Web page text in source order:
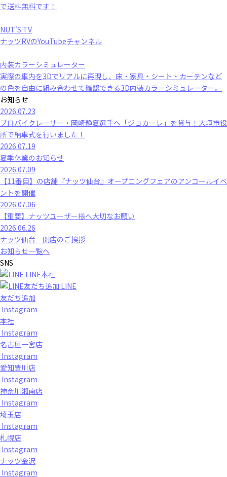
で送料無料です！
NUT'S TV
ナッツRVのYouTubeチャンネル
内装カラーシミュレーター
実際の車内を3Dでリアルに再現し、床・家具・シート・カーテンなど
の色を自由に組み合わせて確認できる3D内装カラーシミュレーター。
お知らせ
2026.07.23
プロバイクレーサー・岡崎静夏選手へ「ジョカーレ」を貸与！大垣市役
所で納車式を行いました！
2026.07.19
夏季休業のお知らせ
2026.07.09
【11番目】の店舗『ナッツ仙台』オープニングフェアのアンコールイベ
ントを開催
2026.07.06
【重要】ナッツユーザー様へ大切なお願い
2026.06.26
ナッツ仙台 開店のご挨拶
お知らせ一覧へ
SNS
LINE本社
LINE
友だち追加
Instagram
本社
Instagram
名古屋一宮店
Instagram
愛知豊川店
Instagram
神奈川湘南店
Instagram
埼玉店
Instagram
札幌店
Instagram
ナッツ金沢
Instagram